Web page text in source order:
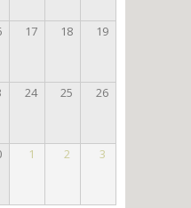
17 18 19
24 25 26
1 2 3